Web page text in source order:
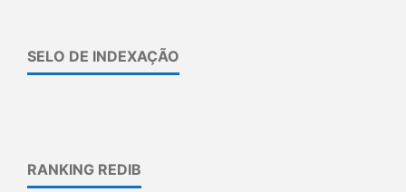
SELO DE INDEXAÇÃO
RANKING REDIB